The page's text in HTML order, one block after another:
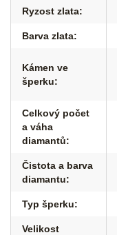
Ryzost zlata:
Barva zlata:
Kámen ve
šperku:
Celkový počet
a váha
diamantů:
Čistota a barva
diamantu:
Typ šperku:
Velikost